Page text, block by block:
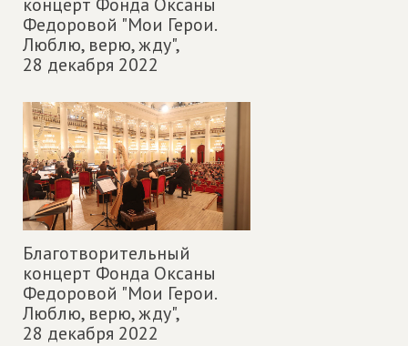
Федоровой "Мои Герои.
Люблю, верю, жду",
28 декабря 2022
Благотворительный
концерт Фонда Оксаны
Федоровой "Мои Герои.
Люблю, верю, жду",
28 декабря 2022